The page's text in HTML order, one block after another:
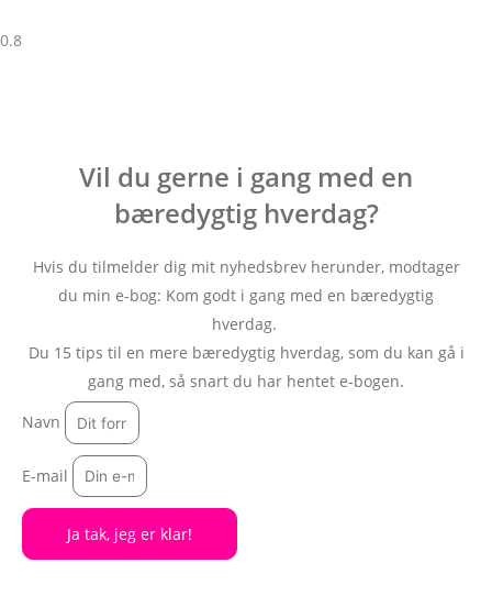
Vil du gerne i gang med en
bæredygtig hverdag?
Hvis du tilmelder dig mit nyhedsbrev herunder, modtager
du min e-bog: Kom godt i gang med en bæredygtig
hverdag.
Du 15 tips til en mere bæredygtig hverdag, som du kan gå i
gang med, så snart du har hentet e-bogen.
Navn
E-mail
Ja tak, jeg er klar!